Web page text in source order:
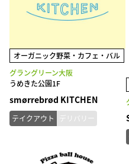
オーガニック野菜・カフェ・バル
グラングリーン大阪
うめきた公園1F
smørrebrød KITCHEN
テイクアウト デリバリー